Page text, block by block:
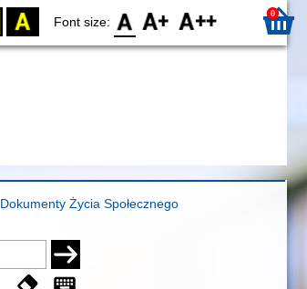
BY Font size: F0 F1 F2 0
Dokumenty Życia Społecznego